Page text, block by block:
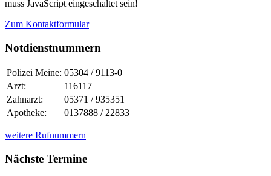
muss JavaScript eingeschaltet sein!
Zum Kontaktformular
Notdienstnummern
Polizei Meine: 05304 / 9113-0
Arzt:
116117
Zahnarzt:
05371 / 935351
Apotheke:
0137888 / 22833
weitere Rufnummern
Nächste Termine